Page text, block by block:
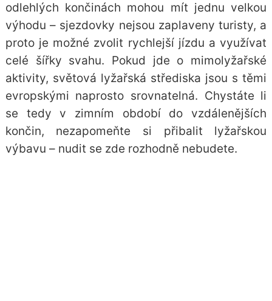
odlehlých končinách mohou mít jednu velkou
výhodu – sjezdovky nejsou zaplaveny turisty, a
proto je možné zvolit rychlejší jízdu a využívat
celé šířky svahu. Pokud jde o mimolyžařské
aktivity, světová lyžařská střediska jsou s těmi
evropskými naprosto srovnatelná. Chystáte li
se tedy v zimním období do vzdálenějších
končin, nezapomeňte si přibalit lyžařskou
výbavu – nudit se zde rozhodně nebudete.